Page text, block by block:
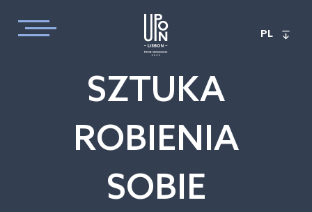
PL
SZTUKA
ROBIENIA
SOBIE